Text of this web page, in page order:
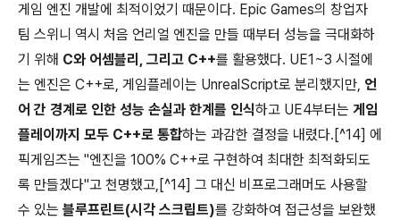
게임 엔진 개발에 최적이었기 때문이다. Epic Games의 창업자
팀 스위니 역시 처음 언리얼 엔진을 만들 때부터 성능을 극대화하
기 위해 C와 어셈블리, 그리고 C++를 활용했다. UE1~3 시절에
는 엔진은 C++로, 게임플레이는 UnrealScript로 분리했지만, 언
어 간 경계로 인한 성능 손실과 한계를 인식하고 UE4부터는 게임
플레이까지 모두 C++로 통합하는 과감한 결정을 내렸다.[^14] 에
픽게임즈는 "엔진을 100% C++로 구현하여 최대한 최적화되도
록 만들겠다"고 천명했고,[^14] 그 대신 비프로그래머도 사용할
수 있는 블루프린트(시각 스크립트)를 강화하여 접근성을 보완했